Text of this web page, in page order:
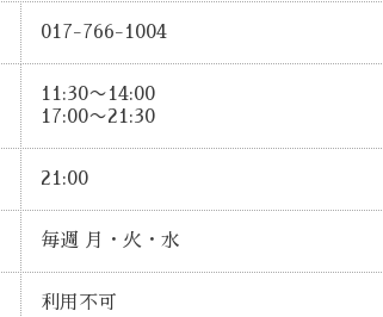
017-766-1004
11:30〜14:00
17:00〜21:30
21:00
毎週 月・火・水
利用不可